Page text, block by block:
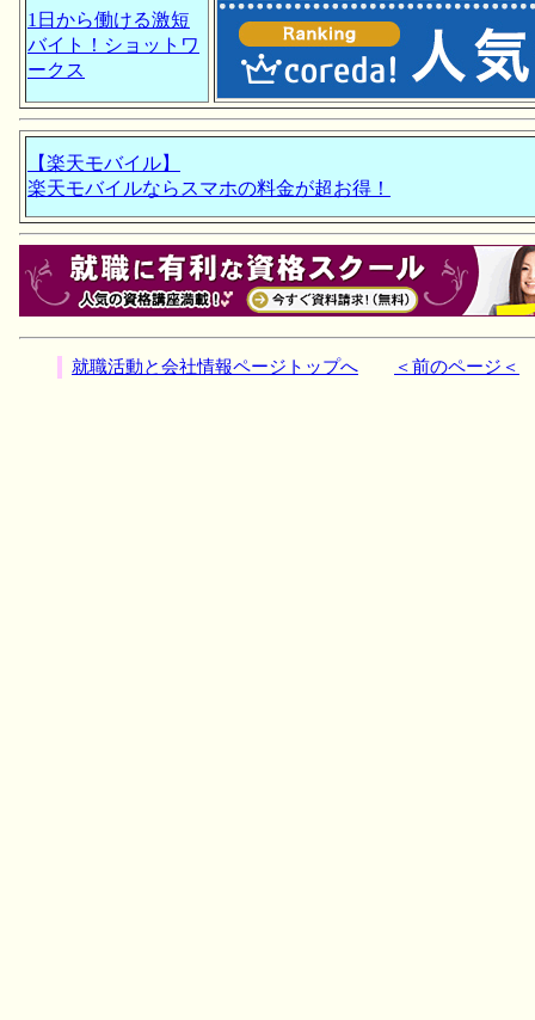
1日から働ける激短
バイト！ショットワ
ークス
【楽天モバイル】
楽天モバイルならスマホの料金が超お得！
就職活動と会社情報ページトップへ ＜前のページ＜